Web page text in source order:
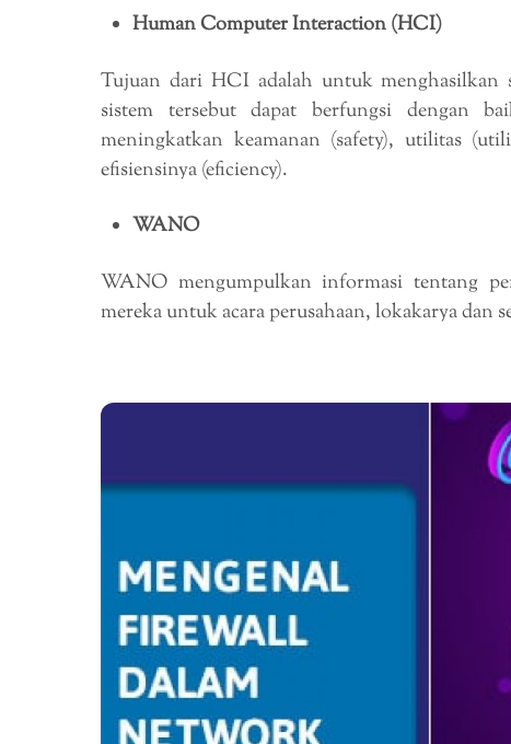
Human Computer Interaction (HCI)
Tujuan dari HCI adalah untuk menghasilkan
sistem tersebut dapat berfungsi dengan
meningkatkan keamanan (safety), utilitas
efisiensinya (eficiency).
WANO
WANO mengumpulkan informasi tentang
mereka untuk acara perusahaan, lokakarya dan